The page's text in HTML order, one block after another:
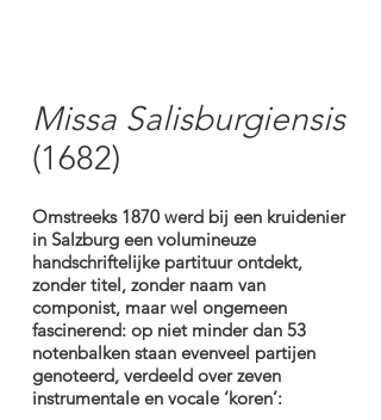
Missa Salisburgiensis
(1682)
Omstreeks 1870 werd bij een kruidenier
in Salzburg een volumineuze
handschriftelijke partituur ontdekt,
zonder titel, zonder naam van
componist, maar wel ongemeen
fascinerend: op niet minder dan 53
notenbalken staan evenveel partijen
genoteerd, verdeeld over zeven
instrumentale en vocale ‘koren’: